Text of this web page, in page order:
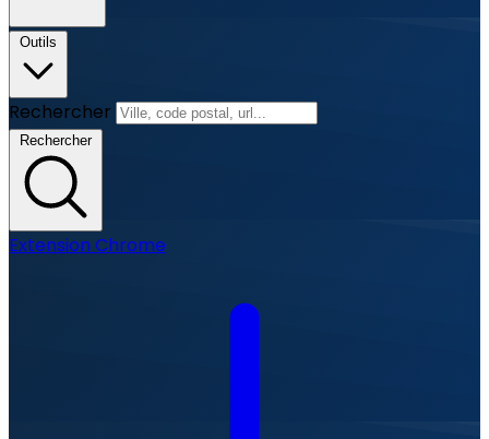
Outils
Rechercher
Rechercher
Extension Chrome